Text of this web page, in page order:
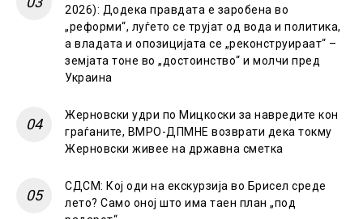
2026): Додека правдата е заробена во
„реформи“, луѓето се трујат од вода и политика,
а владата и опозицијата се „реконструираат“ –
земјата тоне во „достоинство“ и молчи пред
Украина
Жерновски удри по Мицкоски за навредите кон
граѓаните, ВМРО-ДПМНЕ возврати дека токму
Жерновски живее на државна сметка
СДСМ: Кој оди на екскурзија во Брисел среде
лето? Само оној што има таен план „под